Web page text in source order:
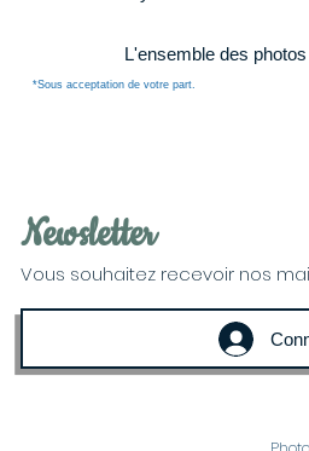
L'ensemble des
*Sous acceptation de votre part.
Newsletter
Vous souhaitez recevoir nos